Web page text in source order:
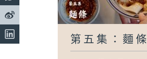
第五集：麵條